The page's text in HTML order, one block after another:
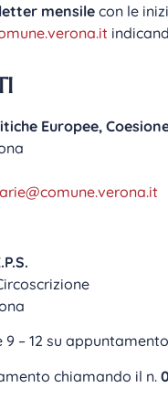
mensile con le
Europee,
– 12 su appuntamento
chiamando il n.